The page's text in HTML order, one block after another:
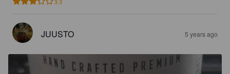
3.3
JUUSTO 5 years ago